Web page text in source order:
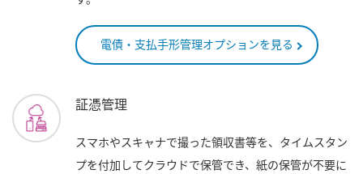
電債・支払手形管理オプションを見る
証憑管理
スマホやスキャナで撮った領収書等を、タイムスタン
プを付加してクラウドで保管でき、紙の保管が不要に